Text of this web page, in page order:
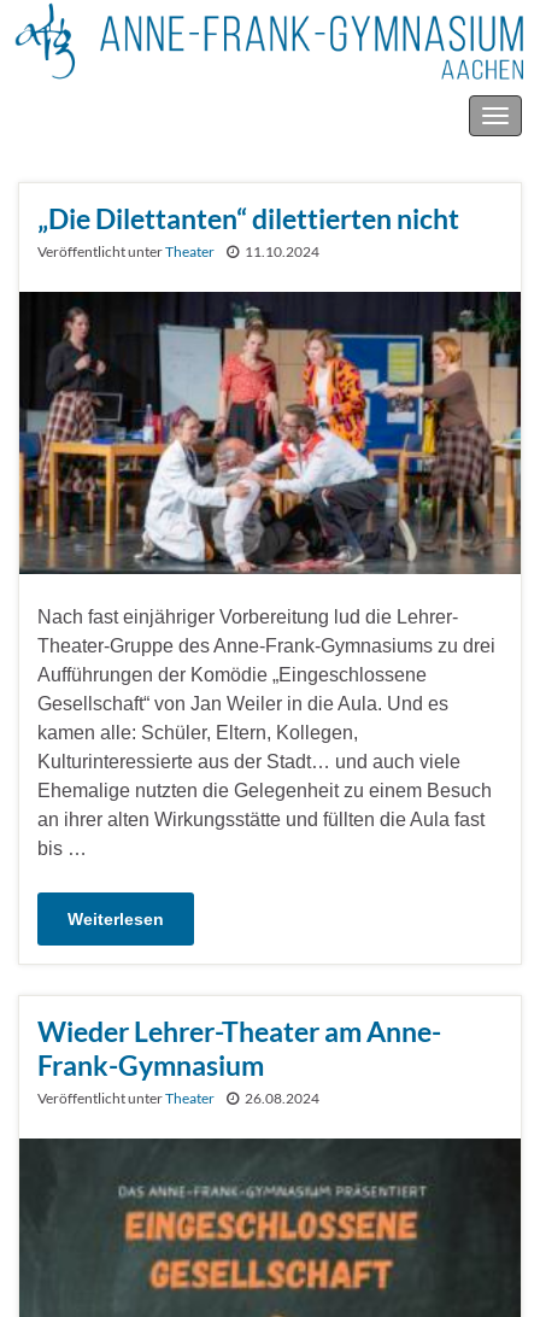
„Die Dilettanten“ dilettierten nicht
Veröffentlicht unterTheater 11.10.2024
Nach fast einjähriger Vorbereitung lud die Lehrer-
Theater-Gruppe des Anne-Frank-Gymnasiums zu drei
Aufführungen der Komödie „Eingeschlossene
Gesellschaft“ von Jan Weiler in die Aula. Und es
kamen alle: Schüler, Eltern, Kollegen,
Kulturinteressierte aus der Stadt… und auch viele
Ehemalige nutzten die Gelegenheit zu einem Besuch
an ihrer alten Wirkungsstätte und füllten die Aula fast
bis …
Weiterlesen
Wieder Lehrer-Theater am Anne-
Frank-Gymnasium
Veröffentlicht unterTheater 26.08.2024